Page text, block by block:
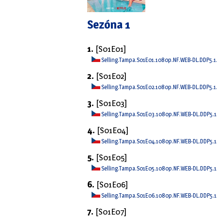
Sezóna 1
1. [S01E01]
Selling.Tampa.S01E01.1080p.NF.WEB-
2. [S01E02]
Selling.Tampa.S01E02.1080p.NF.WEB-
3. [S01E03]
Selling.Tampa.S01E03.1080p.NF.WEB-
4. [S01E04]
Selling.Tampa.S01E04.1080p.NF.WEB-
5. [S01E05]
Selling.Tampa.S01E05.1080p.NF.WEB-
6. [S01E06]
Selling.Tampa.S01E06.1080p.NF.WEB-
7. [S01E07]